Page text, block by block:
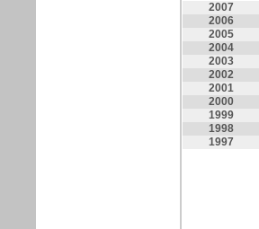
2007
2006
2005
2004
2003
2002
2001
2000
1999
1998
1997